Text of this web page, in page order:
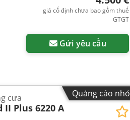
giá cố định chưa bao gồm thuế
GTGT
Gửi yêu cầu
Quảng cáo nhỏ
cưa
II Plus 6220 A